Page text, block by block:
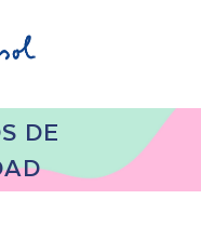
DE